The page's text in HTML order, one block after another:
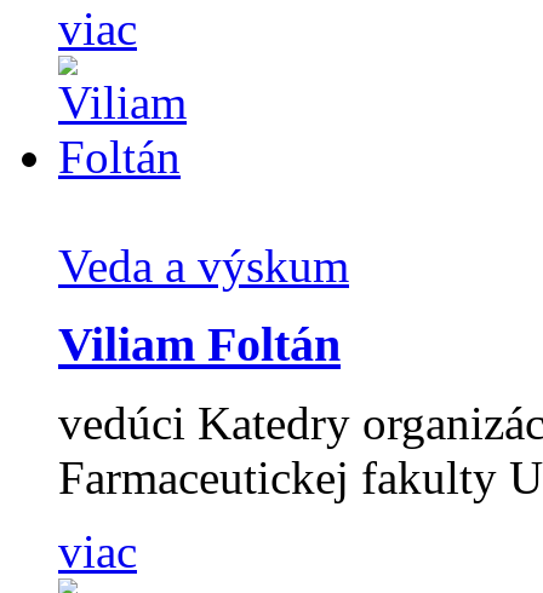
viac
Veda a výskum
Viliam Foltán
vedúci Katedry
Farmaceutickej fakulty
viac